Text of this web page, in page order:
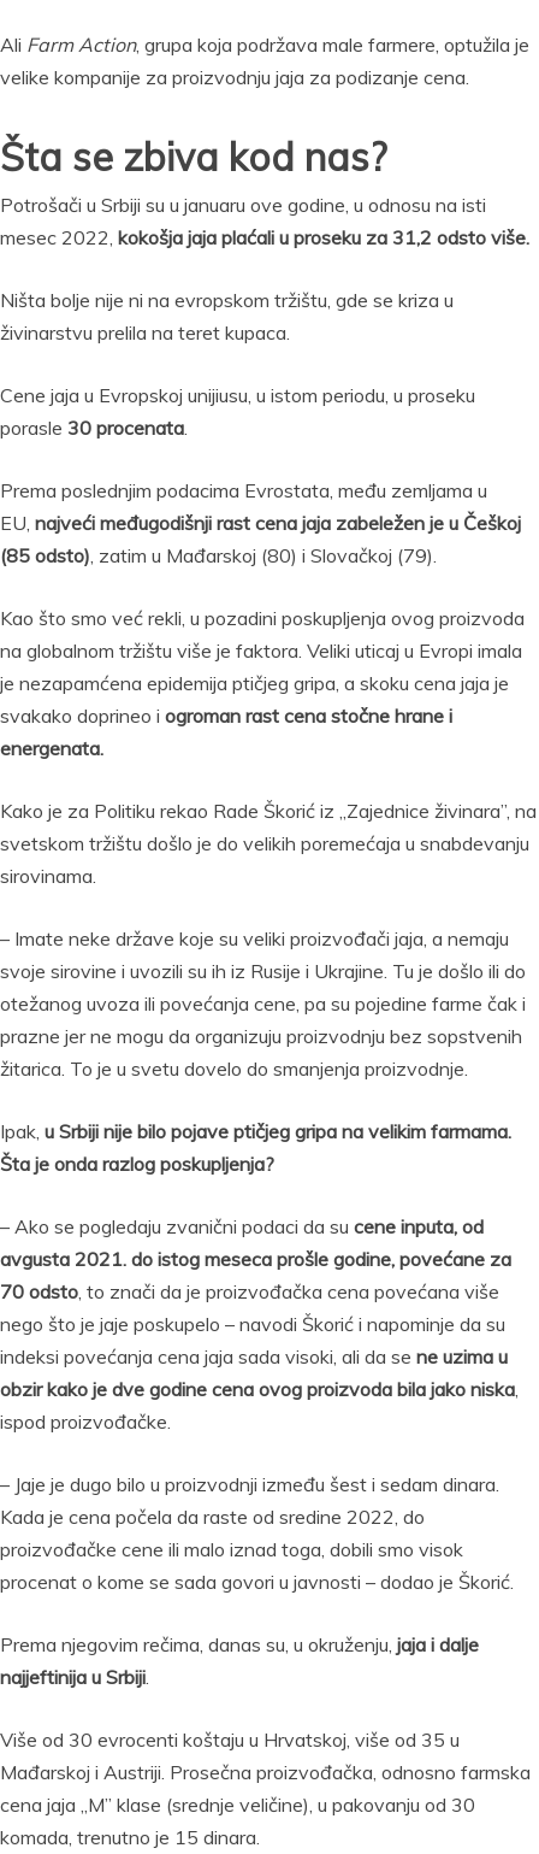
Ali Farm Action, grupa koja podržava male farmere, optužila je
velike kompanije za proizvodnju jaja za podizanje cena.
Šta se zbiva kod nas?
Potrošači u Srbiji su u januaru ove godine, u odnosu na isti
mesec 2022, kokošja jaja plaćali u proseku za 31,2 odsto više.
Ništa bolje nije ni na evropskom tržištu, gde se kriza u
živinarstvu prelila na teret kupaca.
Cene jaja u Evropskoj unijiusu, u istom periodu, u proseku
porasle 30 procenata.
Prema poslednjim podacima Evrostata, među zemljama u
EU, najveći međugodišnji rast cena jaja zabeležen je u Češkoj
(85 odsto), zatim u Mađarskoj (80) i Slovačkoj (79).
Kao što smo već rekli, u pozadini poskupljenja ovog proizvoda
na globalnom tržištu više je faktora. Veliki uticaj u Evropi imala
je nezapamćena epidemija ptičjeg gripa, a skoku cena jaja je
svakako doprineo i ogroman rast cena stočne hrane i
energenata.
Kako je za Politiku rekao Rade Škorić iz „Zajednice živinara”, na
svetskom tržištu došlo je do velikih poremećaja u snabdevanju
sirovinama.
– Imate neke države koje su veliki proizvođači jaja, a nemaju
svoje sirovine i uvozili su ih iz Rusije i Ukrajine. Tu je došlo ili do
otežanog uvoza ili povećanja cene, pa su pojedine farme čak i
prazne jer ne mogu da organizuju proizvodnju bez sopstvenih
žitarica. To je u svetu dovelo do smanjenja proizvodnje.
Ipak, u Srbiji nije bilo pojave ptičjeg gripa na velikim farmama.
Šta je onda razlog poskupljenja?
– Ako se pogledaju zvanični podaci da su cene inputa, od
avgusta 2021. do istog meseca prošle godine, povećane za
70 odsto, to znači da je proizvođačka cena povećana više
nego što je jaje poskupelo – navodi Škorić i napominje da su
indeksi povećanja cena jaja sada visoki, ali da se ne uzima u
obzir kako je dve godine cena ovog proizvoda bila jako niska,
ispod proizvođačke.
– Jaje je dugo bilo u proizvodnji između šest i sedam dinara.
Kada je cena počela da raste od sredine 2022, do
proizvođačke cene ili malo iznad toga, dobili smo visok
procenat o kome se sada govori u javnosti – dodao je Škorić.
Prema njegovim rečima, danas su, u okruženju, jaja i dalje
najjeftinija u Srbiji.
Više od 30 evrocenti koštaju u Hrvatskoj, više od 35 u
Mađarskoj i Austriji. Prosečna proizvođačka, odnosno farmska
cena jaja „M” klase (srednje veličine), u pakovanju od 30
komada, trenutno je 15 dinara.